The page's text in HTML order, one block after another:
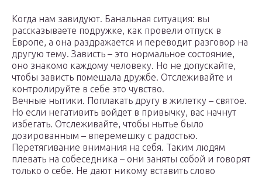
Когда нам завидуют. Банальная ситуация: вы
рассказываете подружке, как провели отпуск в
Европе, а она раздражается и переводит разговор на
другую тему. Зависть – это нормальное состояние,
оно знакомо каждому человеку. Но не допускайте,
чтобы зависть помешала дружбе. Отслеживайте и
контролируйте в себе это чувство.
Вечные нытики. Поплакать другу в жилетку – святое.
Но если негативить войдет в привычку, вас начнут
избегать. Отслеживайте, чтобы нытье было
дозированным – вперемешку с радостью.
Перетягивание внимания на себя. Таким людям
плевать на собеседника – они заняты собой и говорят
только о себе. Не дают никому вставить слово